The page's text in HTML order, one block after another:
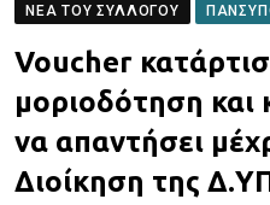
ΝΈΑ ΤΟΥ ΣΥΛΛΌΓΟΥ
Voucher
μοριοδότηση και
να απαντήσει
Διοίκηση της